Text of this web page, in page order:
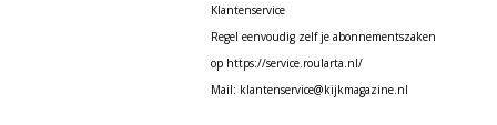
Klantenservice
Regel eenvoudig zelf je abonnementszaken
op https://service.roularta.nl/
Mail: klantenservice@kijkmagazine.nl